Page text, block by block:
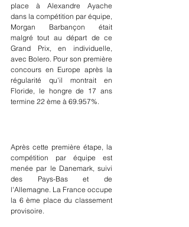
place à Alexandre Ayache
dans la compétition par équipe,
Morgan Barbançon était
malgré tout au départ de ce
Grand Prix, en individuelle,
avec Bolero. Pour son première
concours en Europe après la
régularité qu'il montrait en
Floride, le hongre de 17 ans
termine 22 ème à 69.957%.
Après cette première étape, la
compétition par équipe est
menée par le Danemark, suivi
des Pays-Bas et de
l'Allemagne. La France occupe
la 6 ème place du classement
provisoire.